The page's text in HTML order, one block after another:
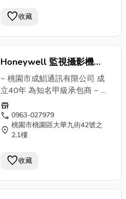
鐘✔包案工程大樓配線 ↓↓↓ 連
3359911
favorite收藏
Honeywell 監視攝影機
HIBC-N200VP-IR~桃園成
鯧通訊有限公司~40年經驗
甲級承包商
~ 桃園市成鯧通訊有限公司 成
立40年 為知名甲級承包商 ~ ✔
安裝&維修 電話總機系統 (國際
牌、聯盟、通航、東訊)各大廠
牌 ✔監視器系統 遠端監控 紅外
線高畫質 ✔對講機俞式牌 門禁
鐘✔包案工程大樓配線 ↓↓↓ 連
store
call 0963-027979
location_on 桃園市桃園區大華九街42號之
2,1樓
favorite收藏